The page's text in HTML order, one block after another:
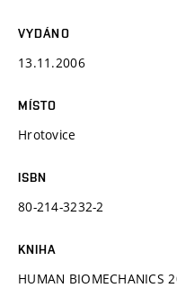
VYDÁNO
13.11.2006
MÍSTO
Hrotovice
ISBN
80-214-3232-2
KNIHA
HUMAN BIOMECHANICS